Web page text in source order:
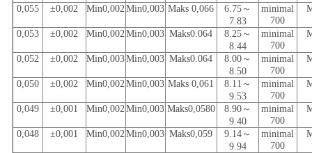
0,055
±0,002 Min0,002Min0,003 Maks 0,066
6.75～
7.83
minimal
700
0,053 ±0,002 Min0,002Min0,003 Maks0.064
8.25～
8.44
minimal
700
0,052 ±0,002 Min0,003Min0,003 Maks0.064
8.00～
8.50
minimal
700
0,050 ±0,002 Min0,002Min0,003 Maks 0,061
8.11～
9.53
minimal
700
0,049 ±0,001 Min0,002Min0,003 Maks0,0580
8.90～
9.40
minimal
700
0,048 ±0,001 Min0,002Min0,003 Maks0,059
9.14～
9.94
minimal
700